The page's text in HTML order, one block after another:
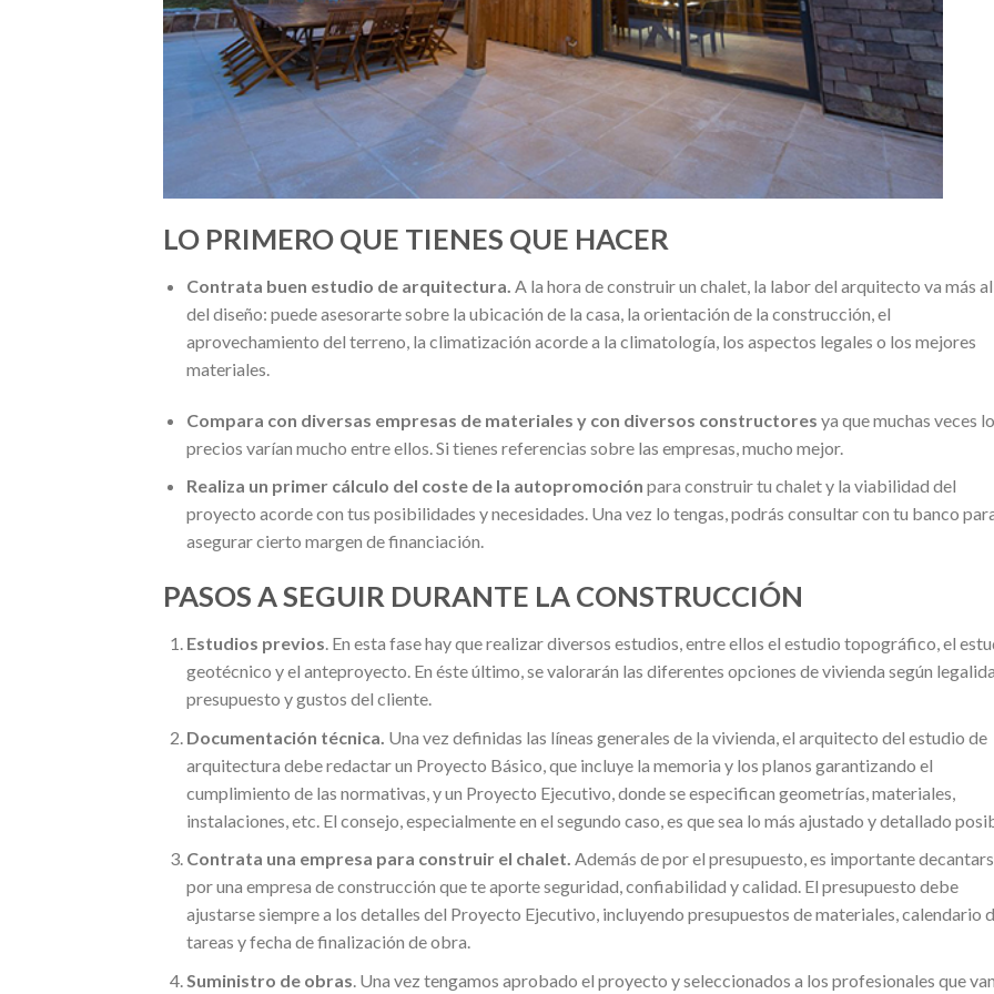
LO PRIMERO QUE TIENES QUE HACER
Contrata buen estudio de arquitectura. A la hora de construir un chalet, la labor del arquitecto va más
del diseño: puede asesorarte sobre la ubicación de la casa, la orientación de la construcción, el
aprovechamiento del terreno, la climatización acorde a la climatología, los aspectos legales o los mejores
materiales.
Compara con diversas empresas de materiales y con diversos constructores ya que muchas veces
precios varían mucho entre ellos. Si tienes referencias sobre las empresas, mucho mejor.
Realiza un primer cálculo del coste de la autopromoción para construir tu chalet y la viabilidad del
proyecto acorde con tus posibilidades y necesidades. Una vez lo tengas, podrás consultar con tu banco
asegurar cierto margen de financiación.
PASOS A SEGUIR DURANTE LA CONSTRUCCIÓN
Estudios previos. En esta fase hay que realizar diversos estudios, entre ellos el estudio topográfico, el
geotécnico y el anteproyecto. En éste último, se valorarán las diferentes opciones de vivienda según
presupuesto y gustos del cliente.
Documentación técnica. Una vez definidas las líneas generales de la vivienda, el arquitecto del estudio de
arquitectura debe redactar un Proyecto Básico, que incluye la memoria y los planos garantizando el
cumplimiento de las normativas, y un Proyecto Ejecutivo, donde se especifican geometrías, materiales,
instalaciones, etc. El consejo, especialmente en el segundo caso, es que sea lo más ajustado y detallado
Contrata una empresa para construir el chalet. Además de por el presupuesto, es importante
por una empresa de construcción que te aporte seguridad, confiabilidad y calidad. El presupuesto debe
ajustarse siempre a los detalles del Proyecto Ejecutivo, incluyendo presupuestos de materiales, calendario
tareas y fecha de finalización de obra.
Suministro de obras. Una vez tengamos aprobado el proyecto y seleccionados a los profesionales que